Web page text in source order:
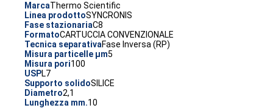
MarcaThermo Scientific
Linea prodottoSYNCRONIS
Fase stazionariaC8
FormatoCARTUCCIA CONVENZIONALE
Tecnica separativaFase Inversa (RP)
Misura particelle µm5
Misura pori100
USPL7
Supporto solidoSILICE
Diametro2,1
Lunghezza mm.10